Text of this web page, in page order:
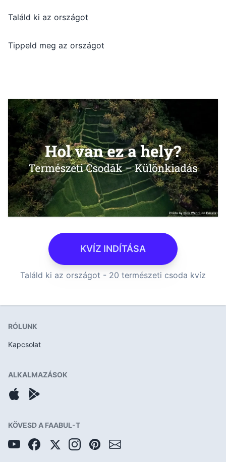
Találd ki az országot
Tippeld meg az országot
KVÍZ INDÍTÁSA
Találd ki az országot - 20 természeti csoda kvíz
RÓLUNK
Kapcsolat
ALKALMAZÁSOK
KÖVESD A FAABUL-T